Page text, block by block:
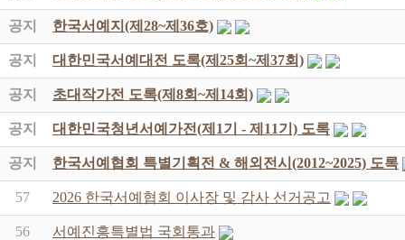
공지 한국서예지(제28~제36호)
공지 대한민국서예대전 도록(제25회~제37회)
공지 초대작가전 도록(제8회~제14회)
공지 대한민국청년서예가전(제1기 - 제11기) 도록
공지 한국서예협회 특별기획전 & 해외전시(2012~2025) 도록
57 2026 한국서예협회 이사장 및 감사 선거공고
56 서예진흥특별법 국회통과